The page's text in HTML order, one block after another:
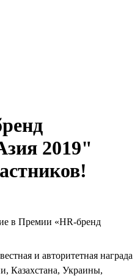
2019"
в Премии «HR-бренд
и авторитетная награда
Казахстана, Украины,